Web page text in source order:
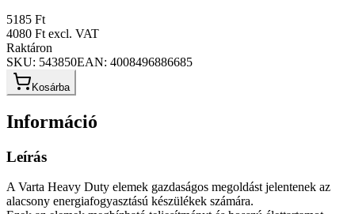
5185 Ft
4080 Ft excl. VAT
Raktáron
SKU: 543850EAN: 4008496886685
Kosárba
Információ
Leírás
A Varta Heavy Duty elemek gazdaságos megoldást jelentenek az
alacsony energiafogyasztású készülékek számára.